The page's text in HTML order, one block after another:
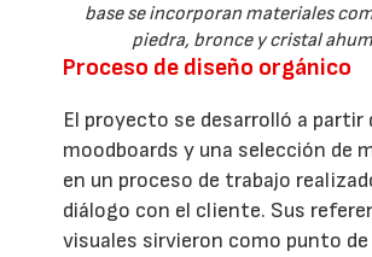
base se incorporan materiales
piedra, bronce y cristal
Proceso de diseño orgánico
El proyecto se desarrolló a partir
moodboards y una selección de
en un proceso de trabajo
diálogo con el cliente. Sus
visuales sirvieron como punto